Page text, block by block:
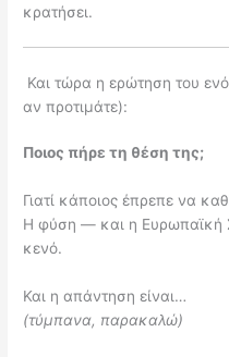
κρατήσει.
Και τώρα η ερώτηση του
αν προτιμάτε):
Ποιος πήρε τη θέση της;
Γιατί κάποιος έπρεπε να
Η φύση — και η Ευρωπαϊκή
κενό.
Και η απάντηση είναι…
(τύμπανα, παρακαλώ)